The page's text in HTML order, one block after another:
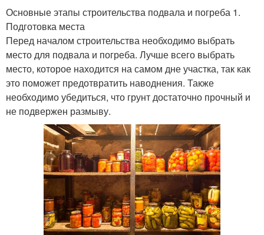
Основные этапы строительства подвала и погреба 1.
Подготовка места
Перед началом строительства необходимо выбрать
место для подвала и погреба. Лучше всего выбрать
место, которое находится на самом дне участка, так как
это поможет предотвратить наводнения. Также
необходимо убедиться, что грунт достаточно прочный и
не подвержен размыву.